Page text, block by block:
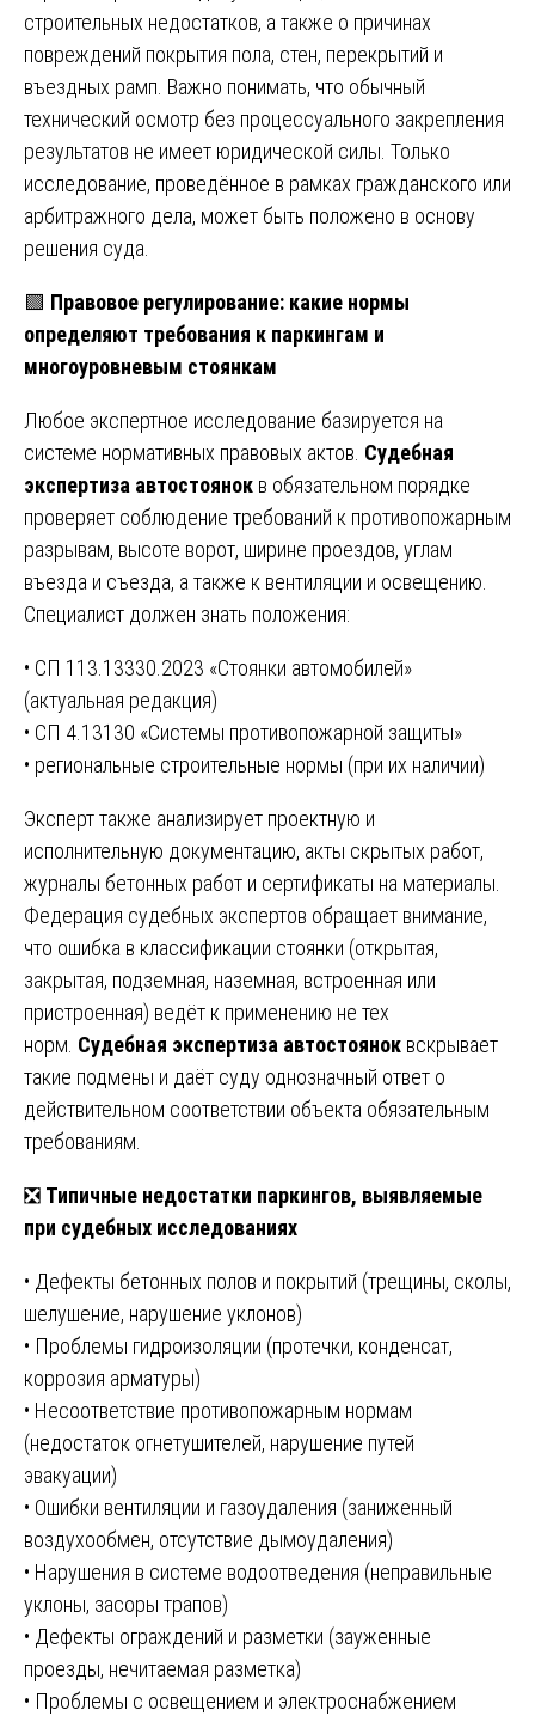
строительных недостатков, а также о причинах
повреждений покрытия пола, стен, перекрытий и
въездных рамп. Важно понимать, что обычный
технический осмотр без процессуального закрепления
результатов не имеет юридической силы. Только
исследование, проведённое в рамках гражданского или
арбитражного дела, может быть положено в основу
решения суда.
🟩 Правовое регулирование: какие нормы
определяют требования к паркингам и
многоуровневым стоянкам
Любое экспертное исследование базируется на
системе нормативных правовых актов. Судебная
экспертиза автостоянок в обязательном порядке
проверяет соблюдение требований к противопожарным
разрывам, высоте ворот, ширине проездов, углам
въезда и съезда, а также к вентиляции и освещению.
Специалист должен знать положения:
• СП 113.13330.2023 «Стоянки автомобилей»
(актуальная редакция)
• СП 4.13130 «Системы противопожарной защиты»
• региональные строительные нормы (при их наличии)
Эксперт также анализирует проектную и
исполнительную документацию, акты скрытых работ,
журналы бетонных работ и сертификаты на материалы.
Федерация судебных экспертов обращает внимание,
что ошибка в классификации стоянки (открытая,
закрытая, подземная, наземная, встроенная или
пристроенная) ведёт к применению не тех
норм. Судебная экспертиза автостоянок вскрывает
такие подмены и даёт суду однозначный ответ о
действительном соответствии объекта обязательным
требованиям.
❎ Типичные недостатки паркингов, выявляемые
при судебных исследованиях
• Дефекты бетонных полов и покрытий (трещины, сколы,
шелушение, нарушение уклонов)
• Проблемы гидроизоляции (протечки, конденсат,
коррозия арматуры)
• Несоответствие противопожарным нормам
(недостаток огнетушителей, нарушение путей
эвакуации)
• Ошибки вентиляции и газоудаления (заниженный
воздухообмен, отсутствие дымоудаления)
• Нарушения в системе водоотведения (неправильные
уклоны, засоры трапов)
• Дефекты ограждений и разметки (зауженные
проезды, нечитаемая разметка)
• Проблемы с освещением и электроснабжением